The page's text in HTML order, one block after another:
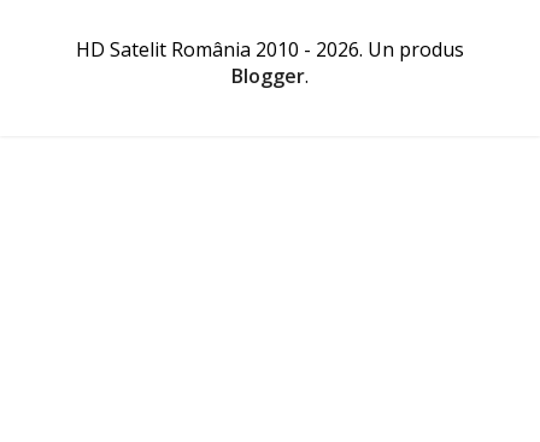
HD Satelit România 2010 - 2026. Un produs
Blogger.